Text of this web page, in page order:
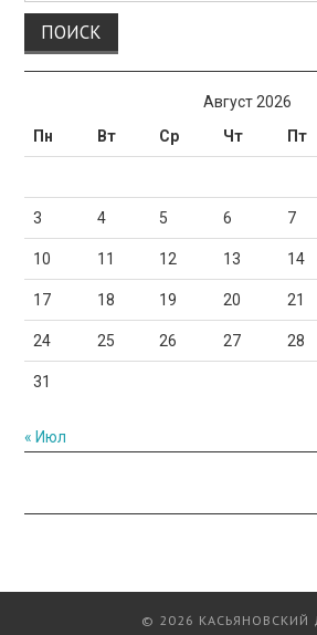
Август 2026
Пн
Вт Ср Чт Пт
3 4 5 6 7
10 11 12 13 14
17 18 19 20 21
24 25 26 27 28
31
« Июл
© 2026 КАСЬЯНОВСКИЙ